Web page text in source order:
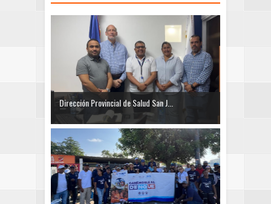
Dirección Provincial de Salud San J...